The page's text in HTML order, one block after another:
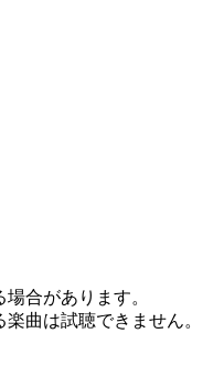
合があります。
曲は試聴できません。